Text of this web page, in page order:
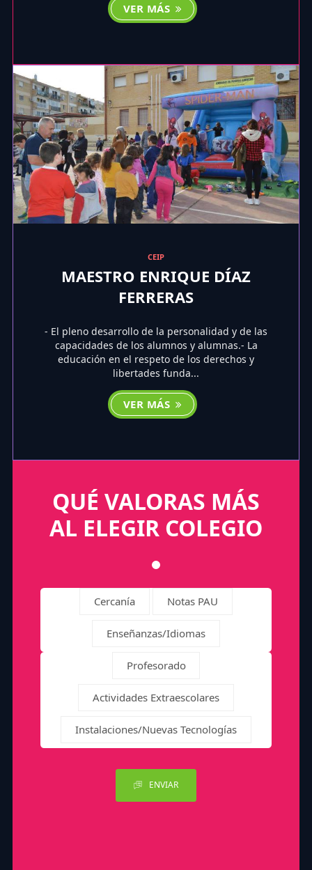
VER MÁS
CEIP
MAESTRO ENRIQUE DÍAZ
FERRERAS
- El pleno desarrollo de la personalidad y de las
capacidades de los alumnos y alumnas.- La
educación en el respeto de los derechos y
libertades funda...
VER MÁS
QUÉ VALORAS MÁS
AL ELEGIR COLEGIO
Cercanía Notas PAU
Enseñanzas/Idiomas
Profesorado
Actividades Extraescolares
Instalaciones/Nuevas Tecnologías
ENVIAR